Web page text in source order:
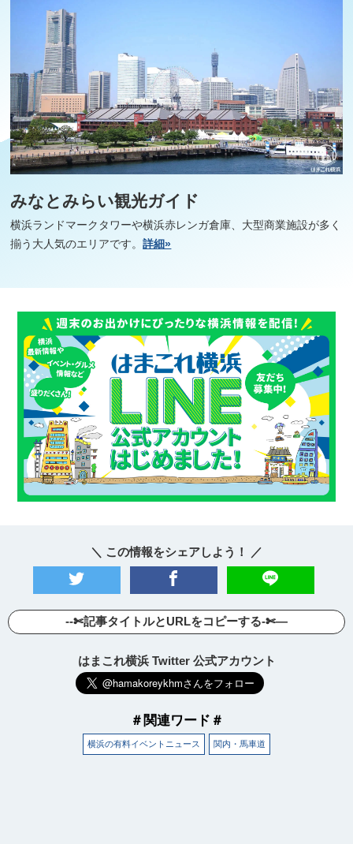
みなとみらい観光ガイド
横浜ランドマークタワーや横浜赤レンガ倉庫、大型商業施設が多く
揃う大人気のエリアです。詳細»
＼ この情報をシェアしよう！ ／
--✄記事タイトルとURLをコピーする-✄—
はまこれ横浜 Twitter 公式アカウント
＃関連ワード＃
横浜の有料イベントニュース 関内・馬車道